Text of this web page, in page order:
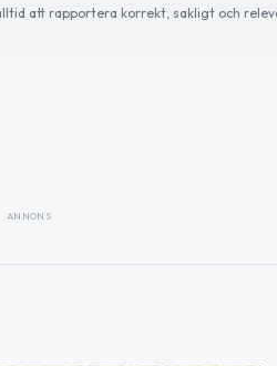
att rapportera korrekt, sakligt och
ANNONS